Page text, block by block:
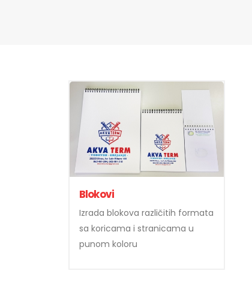
Blokovi
Izrada blokova različitih formata
sa koricama i stranicama u
punom koloru